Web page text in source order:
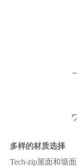
多样的材质选择
Tech-zip屋面和墙